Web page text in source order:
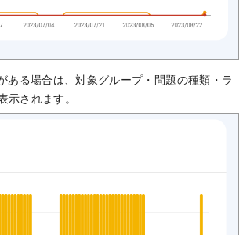
ある場合は、対象グループ・問題の種類・ラ
示されます。